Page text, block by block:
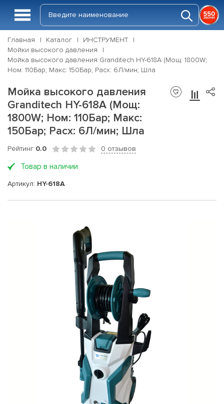
Главная Каталог
ИНСТРУМЕНТ
Мойки высокого давления
Мойка высокого давления Granditech HY-618A (Мощ: 1800W;
Ном: 110Бар; Макс: 150Бар; Расх: 6Л/мин; Шла
Мойка высокого давления
Granditech HY-618A (Мощ:
1800W; Ном: 110Бар; Макс:
150Бар; Расх: 6Л/мин; Шла
Рейтинг 0.0 0 отзывов
Товар в наличии
Артикул: HY-618A